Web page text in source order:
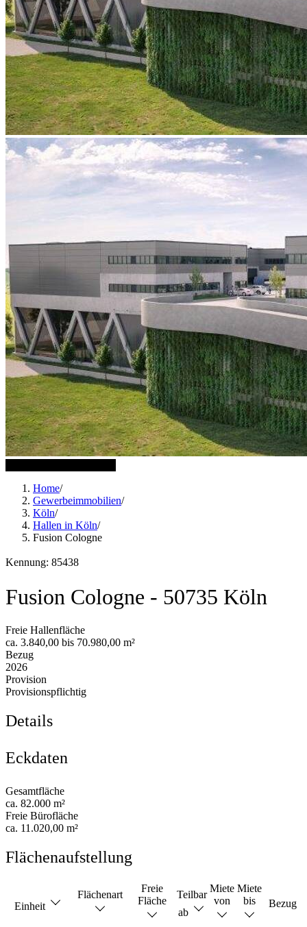
Home/
Gewerbeimmobilien/
Köln/
Hallen in Köln/
Fusion Cologne
Kennung: 85438
Fusion Cologne - 50735 Köln
Freie Hallenfläche
ca. 3.840,00 bis 70.980,00 m²
Bezug
2026
Provision
Provisionspflichtig
Details
Eckdaten
Gesamtfläche
ca. 82.000 m²
Freie Bürofläche
ca. 11.020,00 m²
Flächenaufstellung
Einheit
Flächenart
Freie
Fläche
Teilbar
ab
Miete
von
Miete
bis
Bezug